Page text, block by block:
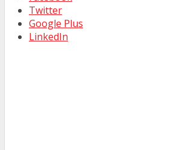
Twitter
Google Plus
LinkedIn